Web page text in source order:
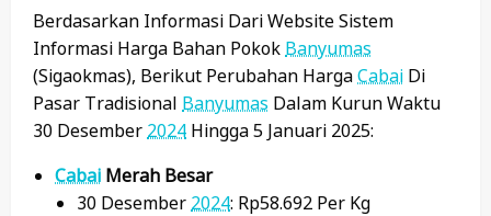
Berdasarkan Informasi Dari Website Sistem
Informasi Harga Bahan Pokok Banyumas
(Sigaokmas), Berikut Perubahan HargaCabai Di
Pasar Tradisional Banyumas Dalam Kurun Waktu
30 Desember 2024 Hingga 5 Januari 2025:
Cabai Merah Besar
30 Desember 2024: Rp58.692 Per Kg